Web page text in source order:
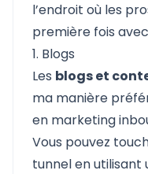
l’endroit où les
première fois
1. Blogs
Les blogs et
ma manière
en marketing
Vous pouvez
tunnel en utilisant